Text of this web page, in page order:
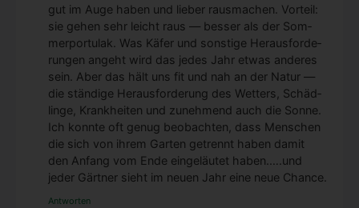
gut im Auge haben und lie­ber raus­ma­chen. Vor­teil:
sie gehen sehr leicht raus — bes­ser als der Som­
mer­por­tu­lak. Was Käfer und sons­ti­ge Her­aus­for­de­
run­gen angeht wird das jedes Jahr etwas ande­res
sein. Aber das hält uns fit und nah an der Natur —
die stän­di­ge Her­aus­for­de­rung des Wet­ters, Schäd­
lin­ge, Krank­hei­ten und zuneh­mend auch die Son­ne.
Ich konn­te oft genug beob­ach­ten, dass Men­schen
die sich von ihrem Gar­ten getrennt haben damit
den Anfang vom Ende ein­ge­läu­tet haben.….und
jeder Gärt­ner sieht im neu­en Jahr eine neue Chan­ce.
Antworten